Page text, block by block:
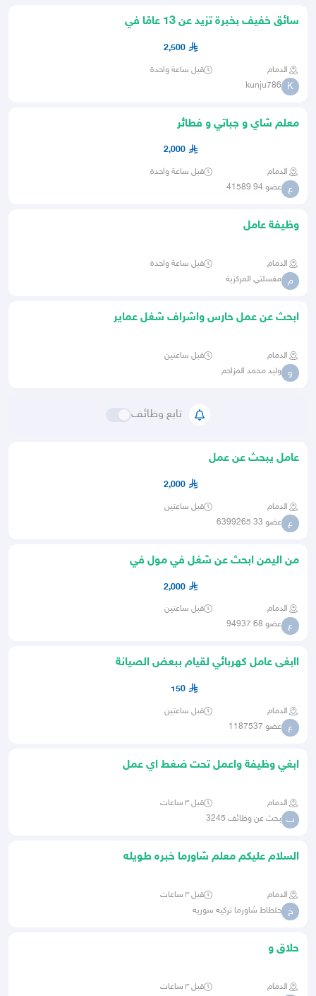
سائق خفيف بخبرة تزيد عن 13 عامًا في
2,500
الدمام قبل ساعة واحدة
K
kunju786
معلم شاي و جباتي و فطائر
2,000
الدمام قبل ساعة واحدة
ع عضو 94 41589
وظيفة عامل
الدمام قبل ساعة واحدة
م مغسلتي المركزية
ابحث عن عمل حارس واشراف شغل عماير
الدمام قبل ساعتين
و وليد محمد المزاحم
تابع وظائف
عامل يبحث عن عمل
2,000
الدمام قبل ساعتين
ع عضو 33 6399265
من اليمن ابحث عن شغل في مول في
2,000
الدمام قبل ساعتين
ع عضو 68 94937
اابغى عامل كهربائي لقيام ببعض الصيانة
150
الدمام قبل ساعتين
ع عضو 1187537
ابغي وظيفة واعمل تحت ضغط اي عمل
الدمام قبل ٣ ساعات
ب بحث عن وظائف 3245
السلام عليكم معلم شاورما خبره طويله
الدمام قبل ٣ ساعات
خ خلطاط شاورما تركيه سوريه
حلاق و
الدمام قبل ٣ ساعات